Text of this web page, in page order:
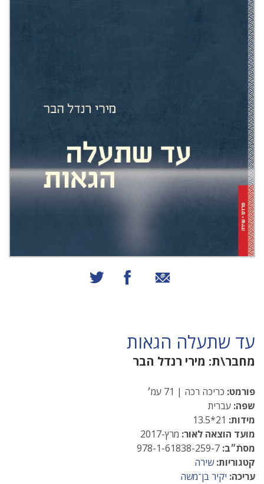
שיתוף באמצעות אימייל
שיתוף בפייסבוק
עד שתעלה הגאות
מחבר\ת: מירי רנדל הבר
פורמט: כריכה רכה | 71 עמ׳
שפה: עברית
מידות:
מועד הוצאה לאור: מרץ-2017
מסתֿ״ב:
קטגוריות: שירה
עריכה: יקיר בן־משה